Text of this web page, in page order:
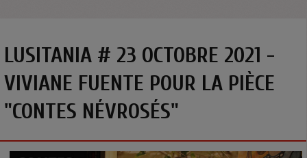
LUSITANIA # 23 OCTOBRE 2021 -
VIVIANE FUENTE POUR LA PIÈCE
"CONTES NÉVROSÉS"